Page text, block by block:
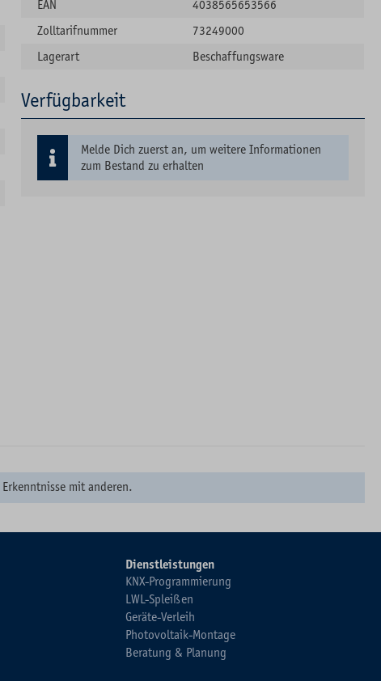
EAN
4038565653566
Zolltarifnummer
73249000
Lagerart
Beschaffungsware
Verfügbarkeit
Melde Dich zuerst an, um weitere Informationen
zum Bestand zu erhalten
mit anderen.
Dienstleistungen
KNX-Programmierung
LWL-Spleißen
Geräte-Verleih
Photovoltaik-Montage
Beratung & Planung